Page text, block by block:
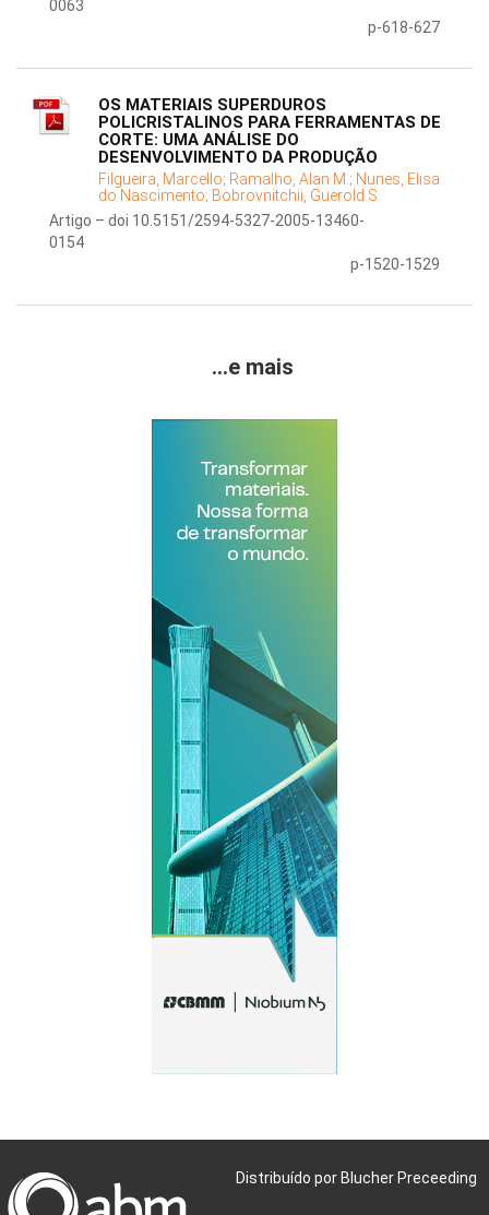
0063
p-618-627
OS MATERIAIS SUPERDUROS
POLICRISTALINOS PARA FERRAMENTAS DE
CORTE: UMA ANÁLISE DO
DESENVOLVIMENTO DA PRODUÇÃO
Filgueira, Marcello; Ramalho, Alan M.; Nunes, Elisa
do Nascimento; Bobrovnitchii, Guerold S.
Artigo – doi 10.5151/2594-5327-2005-13460-
0154
p-1520-1529
...e mais
Distribuído por Blucher Preceeding